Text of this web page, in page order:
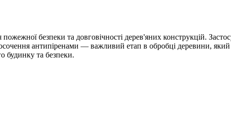
безпеки та довговічності дерев'яних конструкцій.
антипіренами — важливий етап в обробці деревини, який
будинку та безпеки.